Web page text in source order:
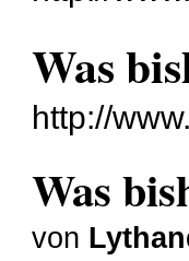
Was
http://
Was
von